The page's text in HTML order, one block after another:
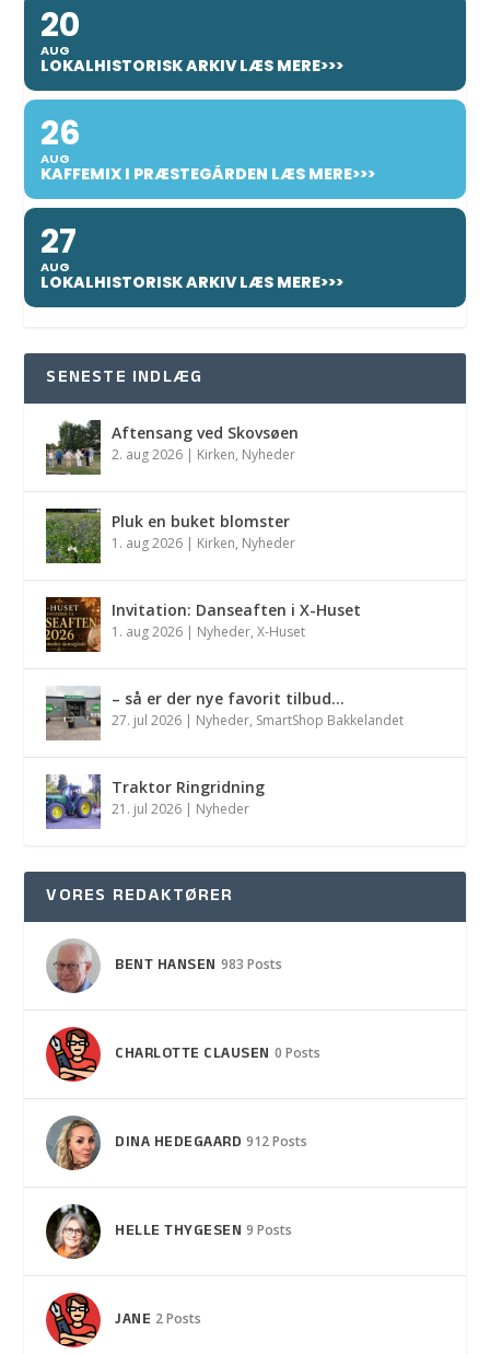
20
AUG
LOKALHISTORISK ARKIV LÆS MERE>>>
26
AUG
KAFFEMIX I PRÆSTEGÅRDEN LÆS MERE>>>
27
AUG
LOKALHISTORISK ARKIV LÆS MERE>>>
SENESTE INDLÆG
Aftensang ved Skovsøen
2. aug 2026 | Kirken, Nyheder
Pluk en buket blomster
1. aug 2026 | Kirken, Nyheder
Invitation: Danseaften i X-Huset
1. aug 2026 | Nyheder,X-Huset
– så er der nye favorit tilbud…
27. jul 2026 | Nyheder, SmartShop Bakkelandet
Traktor Ringridning
21. jul 2026 | Nyheder
VORES REDAKTØRER
BENT HANSEN 983 Posts
CHARLOTTE CLAUSEN 0 Posts
DINA HEDEGAARD 912 Posts
HELLE THYGESEN 9 Posts
JANE 2 Posts